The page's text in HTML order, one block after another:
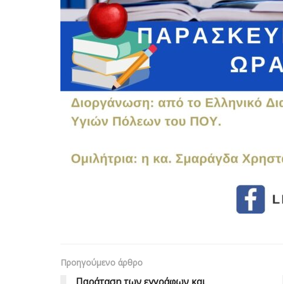
Προηγούμενο άρθρο